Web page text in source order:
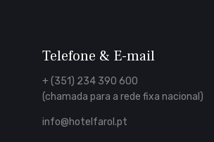
Telefone & E-mail
+ (351) 234 390 600
(chamada para a rede fixa nacional)
info@hotelfarol.pt